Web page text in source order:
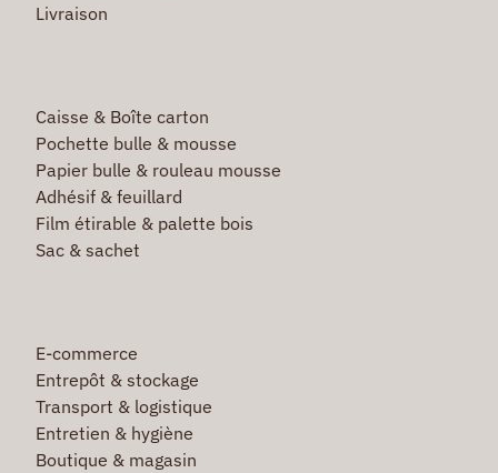
Livraison
Caisse & Boîte carton
Pochette bulle & mousse
Papier bulle & rouleau mousse
Adhésif & feuillard
Film étirable & palette bois
Sac & sachet
E-commerce
Entrepôt & stockage
Transport & logistique
Entretien & hygiène
Boutique & magasin